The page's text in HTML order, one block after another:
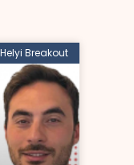
Helyi Breakout